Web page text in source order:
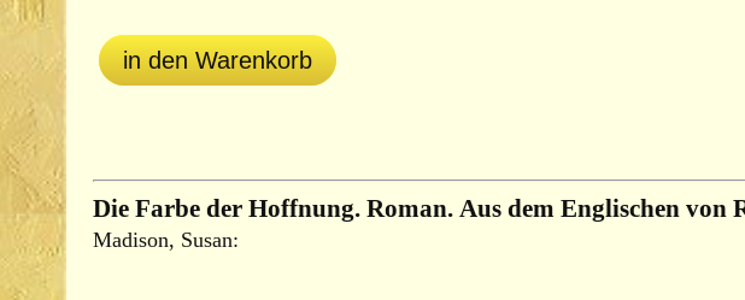
in den Warenkorb
Die Farbe der Hoffnung. Roman. Aus dem Englischen von
Madison, Susan: